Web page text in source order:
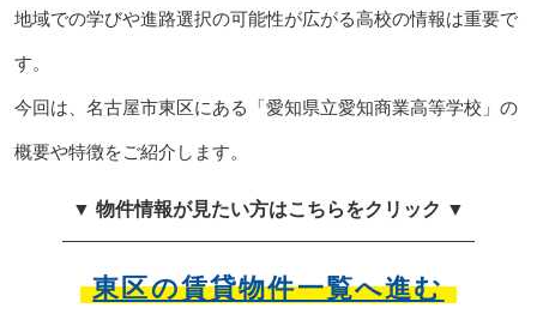
地域での学びや進路選択の可能性が広がる高校の情報は重要で
す。
今回は、名古屋市東区にある「愛知県立愛知商業高等学校」の
概要や特徴をご紹介します。
▼ 物件情報が見たい方はこちらをクリック ▼
東区の賃貸物件一覧へ進む